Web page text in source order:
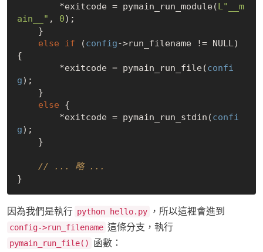
        *exitcode = pymain_run_module(
L"__m
ain__" , 0);
else
if (config->run_filename != NULL)
{
        *exitcode = pymain_run_file(
confi
g);
else {
        *exitcode = pymain_run_stdin(
confi
g);
// ... 略 ...
因為我們是執行 python hello.py ，所以這裡會進到
config->run_filename 這條分支，執行
pymain_run_file() 函數：